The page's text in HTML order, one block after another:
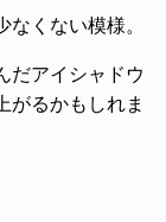
くない模様。
だアイシャドウ
がるかもしれま